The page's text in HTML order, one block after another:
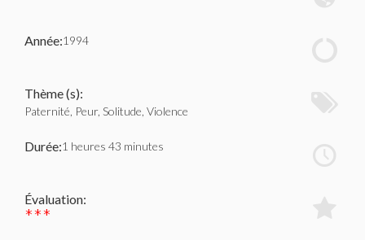
Année:1994
Thème (s):
Paternité, Peur, Solitude, Violence
Durée:1 heures 43 minutes
Évaluation:
***